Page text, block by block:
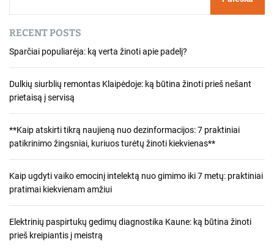
a
c
i
j
a
t
a
r
p
į
RECENT POSTS
Sparčiai populiarėja: ką verta žinoti apie padelį?
Dulkių siurblių remontas Klaipėdoje: ką būtina žinoti prieš nešant
prietaisą į servisą
**Kaip atskirti tikrą naujieną nuo dezinformacijos: 7 praktiniai
patikrinimo žingsniai, kuriuos turėtų žinoti kiekvienas**
Kaip ugdyti vaiko emocinį intelektą nuo gimimo iki 7 metų: praktiniai
pratimai kiekvienam amžiui
Elektrinių paspirtukų gedimų diagnostika Kaune: ką būtina žinoti
prieš kreipiantis į meistrą